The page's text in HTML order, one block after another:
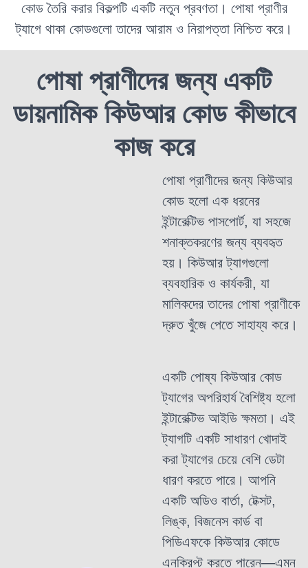
কোড তৈরি করার বিকল্পটি একটি নতুন প্রবণতা। পোষা প্রাণীর
ট্যাগে থাকা কোডগুলো তাদের আরাম ও নিরাপত্তা নিশ্চিত করে।
পোষা প্রাণীদের জন্য একটি
ডায়নামিক কিউআর কোড কীভাবে
কাজ করে
পোষা প্রাণীদের জন্য কিউআর
কোড হলো এক ধরনের
ইন্টারেক্টিভ পাসপোর্ট, যা সহজে
শনাক্তকরণের জন্য ব্যবহৃত
হয়। কিউআর ট্যাগগুলো
ব্যবহারিক ও কার্যকরী, যা
মালিকদের তাদের পোষা প্রাণীকে
দ্রুত খুঁজে পেতে সাহায্য করে।
একটি পোষ্য কিউআর কোড
ট্যাগের অপরিহার্য বৈশিষ্ট্য হলো
ইন্টারেক্টিভ আইডি ক্ষমতা। এই
ট্যাগটি একটি সাধারণ খোদাই
করা ট্যাগের চেয়ে বেশি ডেটা
ধারণ করতে পারে। আপনি
একটি অডিও বার্তা, টেক্সট,
লিঙ্ক, বিজনেস কার্ড বা
পিডিএফকে কিউআর কোডে
এনক্রিপ্ট করতে পারেন—এমন